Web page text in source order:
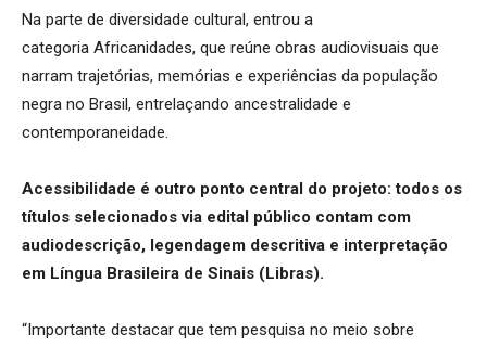
Na parte de diversidade cultural, entrou a
categoria Africanidades, que reúne obras audiovisuais que
narram trajetórias, memórias e experiências da população
negra no Brasil, entrelaçando ancestralidade e
contemporaneidade.
Acessibilidade é outro ponto central do projeto: todos os
títulos selecionados via edital público contam com
audiodescrição, legendagem descritiva e interpretação
em Língua Brasileira de Sinais (Libras).
“Importante destacar que tem pesquisa no meio sobre